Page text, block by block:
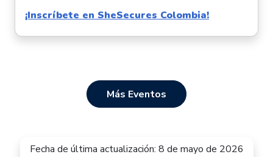
¡Inscríbete en SheSecures Colombia!
Más Eventos
Fecha de última actualización: 8 de mayo de 2026